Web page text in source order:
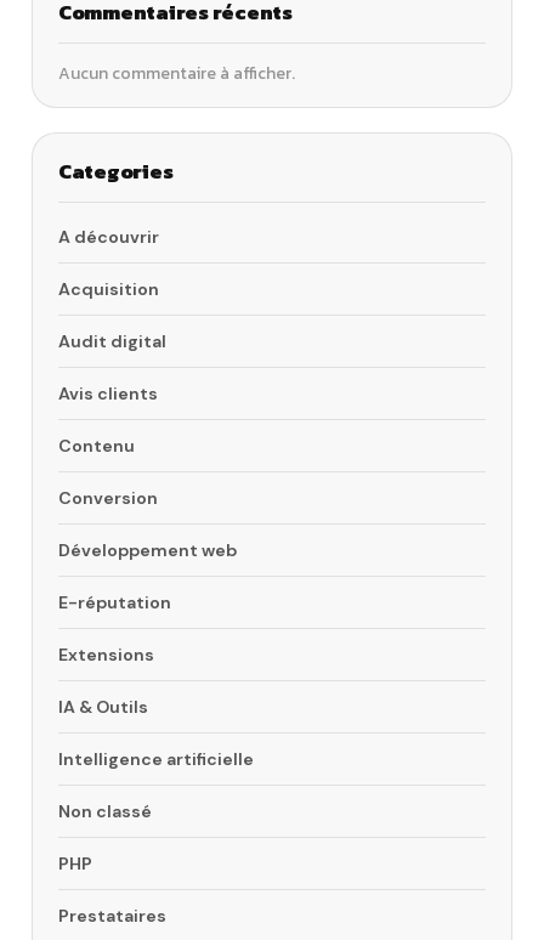
Commentaires récents
Aucun commentaire à afficher.
Categories
A découvrir
Acquisition
Audit digital
Avis clients
Contenu
Conversion
Développement web
E-réputation
Extensions
IA & Outils
Intelligence artificielle
Non classé
PHP
Prestataires